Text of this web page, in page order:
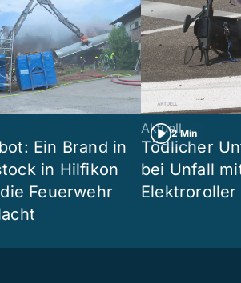
Ein Brand in
in Hilfikon
Feuerwehr
2 Min
Aktuell
Tödlicher
bei Unfall
Elektroroller